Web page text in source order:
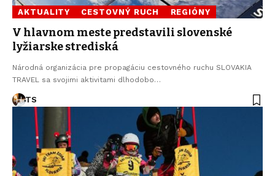
AKTUALITY CESTOVNÝ RUCH REGIÓNY
V hlavnom meste predstavili slovenské
lyžiarske strediská
Národná organizácia pre propagáciu cestovného ruchu SLOVAKIA
TRAVEL sa svojimi aktivitami dlhodobo…
TS